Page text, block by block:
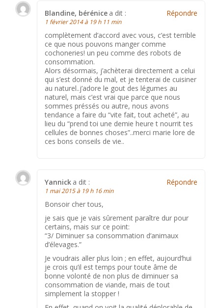
Blandine, bérénice a dit :
1 février 2014 à 19 h 11 min
complètement d’accord avec vous, c’est terrible
ce que nous pouvons manger comme
cochoneries! un peu comme des robots de
consommation.
Alors désormais, j’achèterai directement a celui
qui s’est donné du mal, et je tenterai de cuisiner
au naturel..j’adore le gout des légumes au
naturel, mais c’est vrai que parce que nous
sommes préssés ou autre, nous avons
tendance a faire du “vite fait, tout acheté”, au
lieu du “prend toi une demie heure t nourrit tes
cellules de bonnes choses”..merci marie lore de
ces bons conseils de vie..
Répondre
Yannick a dit :
1 mai 2015 à 19 h 16 min
Bonsoir cher tous,
je sais que je vais sûrement paraître dur pour
certains, mais sur ce point:
“3/ Diminuer sa consommation d’animaux
d’élevages.”
Je voudrais aller plus loin ; en effet, aujourd’hui
je crois qu’il est temps pour toute âme de
bonne volonté de non plus de diminuer sa
consommation de viande, mais de tout
simplement la stopper !
Répondre